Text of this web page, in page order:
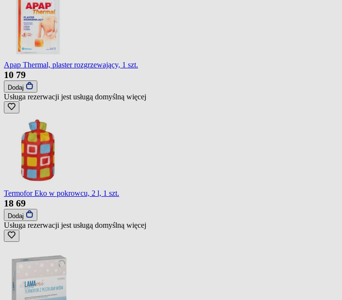
Apap Thermal, plaster rozgrzewający, 1 szt.
10 79
Dodaj
Usługa rezerwacji jest usługą domyślną więcej
Termofor Eko w pokrowcu, 2 l, 1 szt.
18 69
Dodaj
Usługa rezerwacji jest usługą domyślną więcej